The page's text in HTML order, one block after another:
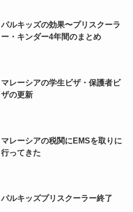
パルキッズの効果〜プリスクーラ
ー・キンダー4年間のまとめ
マレーシアの学生ビザ・保護者ビ
ザの更新
マレーシアの税関にEMSを取りに
行ってきた
パルキッズプリスクーラー終了